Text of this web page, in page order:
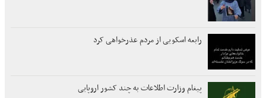
رابعه اسکویی از مردم عذرخواهی کرد
پیغام وزارت اطلاعات به چند کشور اروپایی